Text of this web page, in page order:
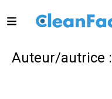
Auteur/autrice :